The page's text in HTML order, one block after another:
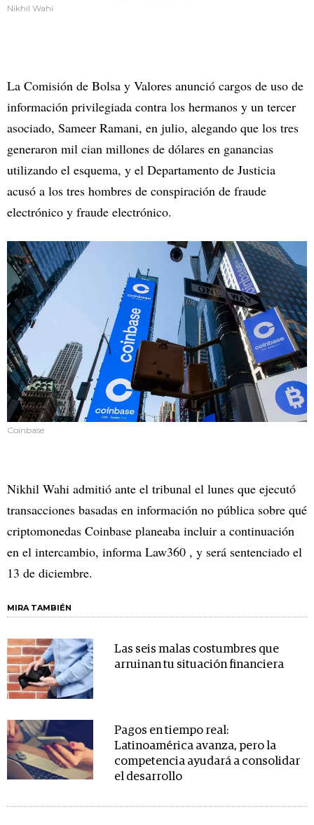
Nikhil Wahi
La Comisión de Bolsa y Valores anunció cargos de uso de
información privilegiada contra los hermanos y un tercer
asociado, Sameer Ramani, en julio, alegando que los tres
generaron mil cian millones de dólares en ganancias
utilizando el esquema, y el Departamento de Justicia
acusó a los tres hombres de conspiración de fraude
electrónico y fraude electrónico.
Coinbase
Nikhil Wahi admitió ante el tribunal el lunes que ejecutó
transacciones basadas en información no pública sobre qué
criptomonedas Coinbase planeaba incluir a continuación
en el intercambio, informa Law360 , y será sentenciado el
13 de diciembre.
MIRA TAMBIÉN
Las seis malas costumbres que
arruinan tu situación financiera
Pagos en tiempo real:
Latinoamérica avanza, pero la
competencia ayudará a consolidar
el desarrollo